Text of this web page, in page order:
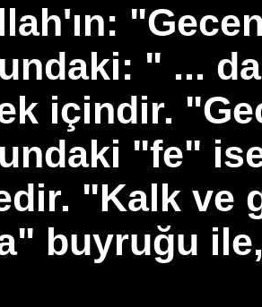
" ...
içindir.
"fe"
"Kalk ve
buyruğu